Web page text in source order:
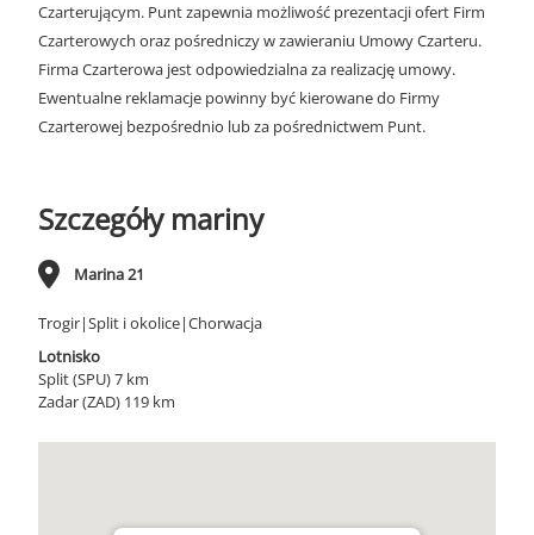
Czarterującym. Punt zapewnia możliwość prezentacji ofert Firm
Czarterowych oraz pośredniczy w zawieraniu Umowy Czarteru.
Firma Czarterowa jest odpowiedzialna za realizację umowy.
Ewentualne reklamacje powinny być kierowane do Firmy
Czarterowej bezpośrednio lub za pośrednictwem Punt.
Szczegóły mariny
Marina 21
Trogir|Split i okolice|Chorwacja
Lotnisko
Split (SPU) 7 km
Zadar (ZAD) 119 km